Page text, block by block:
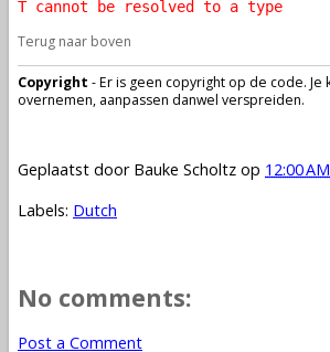
T cannot be resolved to a type
Terug naar boven
Copyright - Er is geen copyright op de code. Je
overnemen, aanpassen danwel verspreiden.
Geplaatst door Bauke Scholtz op 12:00 AM
Labels: Dutch
No comments:
Post a Comment